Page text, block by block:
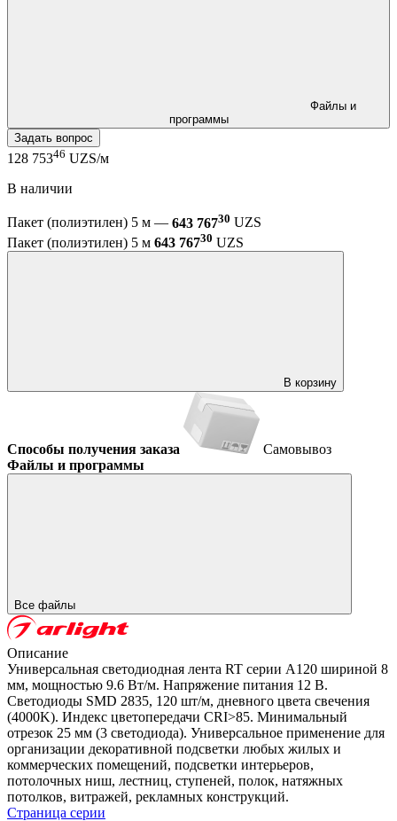
программы
Задать вопрос
128 75346 UZS/м
В наличии
Пакет (полиэтилен) 5 м — 643 76730 UZS
Пакет (полиэтилен) 5 м 643 76730 UZS
В корзину
Способы получения заказа
Самовывоз
Файлы и программы
Все файлы
Описание
Универсальная светодиодная лента RT серии A120 шириной 8
мм, мощностью 9.6 Вт/м. Напряжение питания 12 В.
Светодиоды SMD 2835, 120 шт/м, дневного цвета свечения
(4000K). Индекс цветопередачи CRI>85. Минимальный
отрезок 25 мм (3 светодиода). Универсальное применение для
организации декоративной подсветки любых жилых и
коммерческих помещений, подсветки интерьеров,
потолочных ниш, лестниц, ступеней, полок, натяжных
потолков, витражей, рекламных конструкций.
Страница серии